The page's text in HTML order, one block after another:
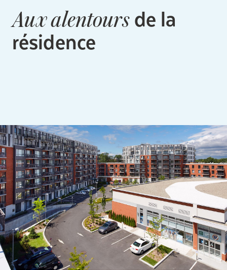
Aux alentoursde la
résidence